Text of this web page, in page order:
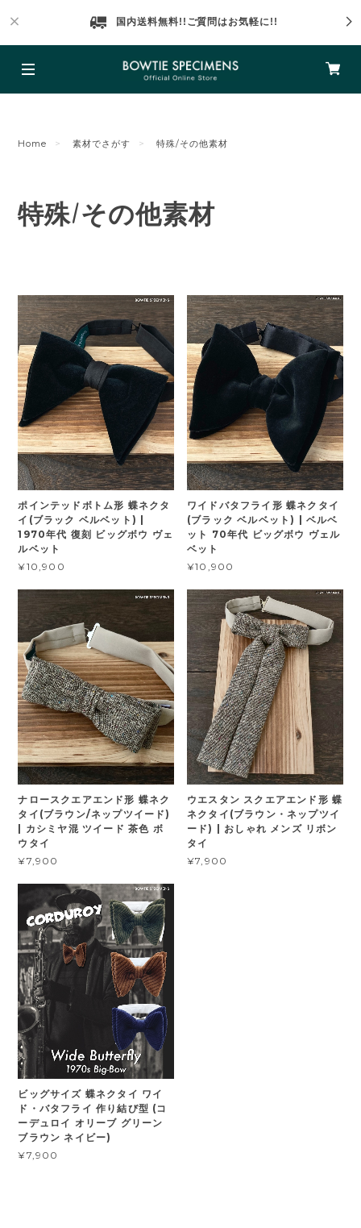
国内送料無料!!ご質問はお気軽に!!
Home 素材でさがす 特殊/その他素材
特殊/その他素材
ポインテッドボトム形 蝶ネクタ
イ(ブラック ベルベット) |
1970年代 復刻 ビッグボウ ヴェ
ルベット
¥10,900
ワイドバタフライ形 蝶ネクタイ
(ブラック ベルベット) | ベルベ
ット 70年代 ビッグボウ ヴェル
ベット
¥10,900
ナロースクエアエンド形 蝶ネク
タイ(ブラウン/ネップツイード)
| カシミヤ混 ツイード 茶色 ボ
ウタイ
¥7,900
ウエスタン スクエアエンド形 蝶
ネクタイ(ブラウン・ネップツイ
ード) | おしゃれ メンズ リボン
タイ
¥7,900
ビッグサイズ 蝶ネクタイ ワイ
ド・バタフライ 作り結び型 (コ
ーデュロイ オリーブ グリーン
ブラウン ネイビー)
¥7,900